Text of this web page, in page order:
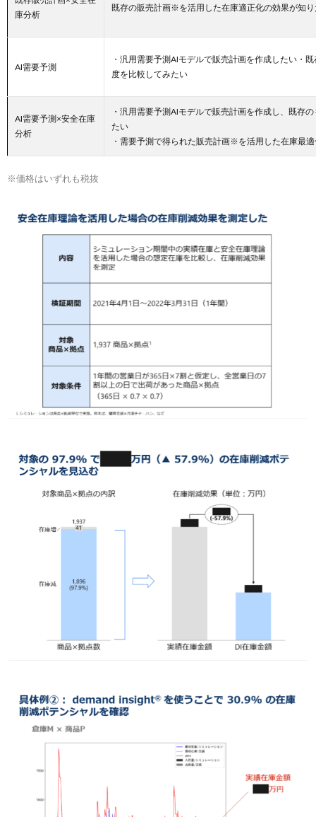
庫分析
既存の販売計画※を活用した在庫適正化の効果が知
AI需要予測
・汎用需要予測AIモデルで販売計画を作成したい・
度を比較してみたい
AI需要予測×安全在庫
分析
・汎用需要予測AIモデルで販売計画を作成し、既存
たい
・需要予測で得られた販売計画※を活用した在庫最
※価格はいずれも税抜